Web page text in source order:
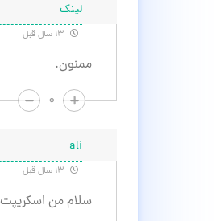
لینک
ممنون.
۰
ali
سلام من